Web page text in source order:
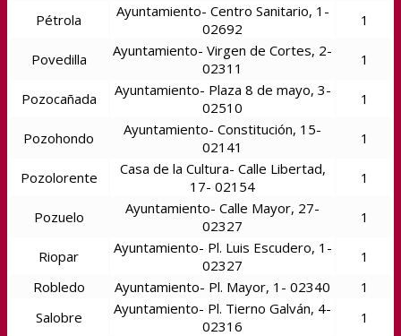
Pétrola
Ayuntamiento- Centro Sanitario, 1-
02692
1
Povedilla
Ayuntamiento- Virgen de Cortes, 2-
02311
1
Pozocañada
Ayuntamiento- Plaza 8 de mayo, 3-
02510
1
Pozohondo
Ayuntamiento- Constitución, 15-
02141
1
Pozolorente
Casa de la Cultura- Calle Libertad,
17- 02154
1
Pozuelo
Ayuntamiento- Calle Mayor, 27-
02327
1
Riopar
Ayuntamiento- Pl. Luis Escudero, 1-
02327
1
Robledo
Ayuntamiento- Pl. Mayor, 1- 02340
1
Salobre
Ayuntamiento- Pl. Tierno Galván, 4-
02316
1